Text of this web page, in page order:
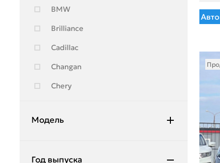
BMW
Brilliance
Cadillac
Changan
Chery
Citroen
Модель
Год выпуска